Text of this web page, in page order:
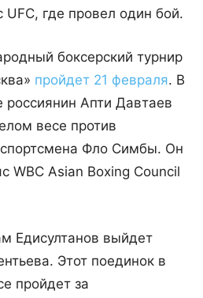
UFC, где провел один бой.
боксерский турнир
пройдет 21 февраля. В
россиянин Апти Давтаев
весе против
Фло Симбы. Он
WBC Asian Boxing Council
Едисултанов выйдет
Этот поединок в
пройдет за